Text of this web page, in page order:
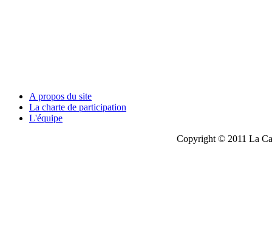
A propos du site
La charte de participation
L'équipe
Copyright © 2011 La